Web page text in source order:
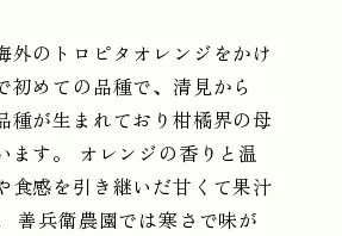
外のトロピタオレンジをかけ
初めての品種で、清見から
種が生まれており柑橘界の母
ます。 オレンジの香りと温
食感を引き継いだ甘くて果汁
善兵衛農園では寒さで味が